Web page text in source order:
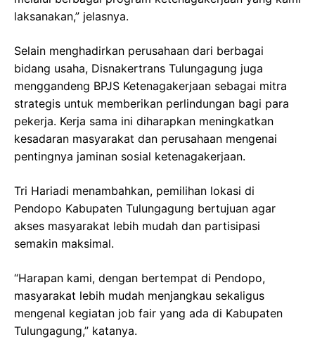
laksanakan,” jelasnya.
Selain menghadirkan perusahaan dari berbagai
bidang usaha, Disnakertrans Tulungagung juga
menggandeng BPJS Ketenagakerjaan sebagai mitra
strategis untuk memberikan perlindungan bagi para
pekerja. Kerja sama ini diharapkan meningkatkan
kesadaran masyarakat dan perusahaan mengenai
pentingnya jaminan sosial ketenagakerjaan.
Tri Hariadi menambahkan, pemilihan lokasi di
Pendopo Kabupaten Tulungagung bertujuan agar
akses masyarakat lebih mudah dan partisipasi
semakin maksimal.
“Harapan kami, dengan bertempat di Pendopo,
masyarakat lebih mudah menjangkau sekaligus
mengenal kegiatan job fair yang ada di Kabupaten
Tulungagung,” katanya.